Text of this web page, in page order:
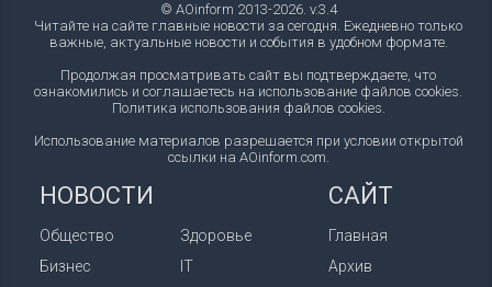
© AOinform 2013-2026. v.3.4
Читайте на сайте главные новости за сегодня. Ежедневно только
важные, актуальные новости и события в удобном формате.
Продолжая просматривать сайт вы подтверждаете, что
ознакомились и соглашаетесь на использование файлов cookies.
Политика использования файлов cookies.
Использование материалов разрешается при условии открытой
ссылки на AOinform.com.
НОВОСТИ
Общество
Бизнес
Здоровье
IT
САЙТ
Главная
Архив